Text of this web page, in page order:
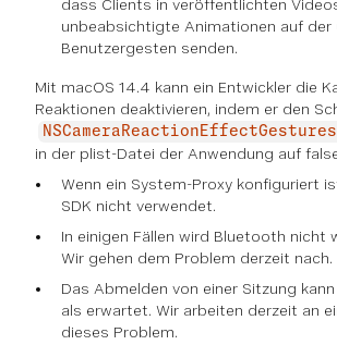
dass Clients in veröffentlichten
unbeabsichtigte Animationen auf der
Benutzergesten senden.
Mit macOS 14.4 kann ein Entwickler die
Reaktionen deaktivieren, indem er den
in der plist-Datei der Anwendung auf
Wenn ein System-Proxy konfiguriert
SDK nicht verwendet.
In einigen Fällen wird Bluetooth nicht
Wir gehen dem Problem derzeit nach.
Das Abmelden von einer Sitzung
als erwartet. Wir arbeiten derzeit an
dieses Problem.